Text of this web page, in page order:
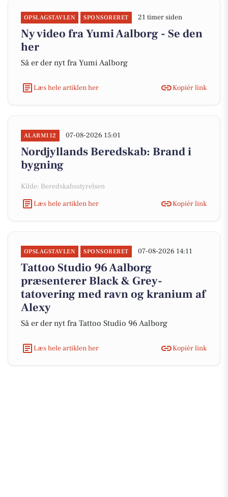
OPSLAGSTAVLEN SPONSORERET 21 timer siden
Ny video fra Yumi Aalborg - Se den
her
Så er der nyt fra Yumi Aalborg
Læs hele artiklen her Kopiér link
ALARM112 07-08-2026 15:01
Nordjyllands Beredskab: Brand i
bygning
Kilde: Beredskabsstyrelsen
Læs hele artiklen her
Kopiér link
OPSLAGSTAVLEN SPONSORERET 07-08-2026 14:11
Tattoo Studio 96 Aalborg
præsenterer Black & Grey-
tatovering med ravn og kranium af
Alexy
Så er der nyt fra Tattoo Studio 96 Aalborg
Læs hele artiklen her Kopiér link